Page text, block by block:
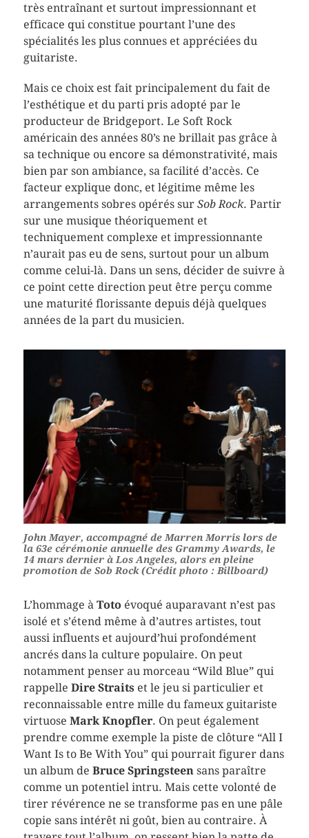
très entraînant et surtout impressionnant et
efficace qui constitue pourtant l’une des
spécialités les plus connues et appréciées du
guitariste.
Mais ce choix est fait principalement du fait de
l’esthétique et du parti pris adopté par le
producteur de Bridgeport. Le Soft Rock
américain des années 80’s ne brillait pas grâce à
sa technique ou encore sa démonstrativité, mais
bien par son ambiance, sa facilité d’accès. Ce
facteur explique donc, et légitime même les
arrangements sobres opérés sur Sob Rock. Partir
sur une musique théoriquement et
techniquement complexe et impressionnante
n’aurait pas eu de sens, surtout pour un album
comme celui-là. Dans un sens, décider de suivre à
ce point cette direction peut être perçu comme
une maturité florissante depuis déjà quelques
années de la part du musicien.
John Mayer, accompagné de Marren Morris lors de
la 63e cérémonie annuelle des Grammy Awards, le
14 mars dernier à Los Angeles, alors en pleine
promotion de Sob Rock (Crédit photo : Billboard)
L’hommage à Toto évoqué auparavant n’est pas
isolé et s’étend même à d’autres artistes, tout
aussi influents et aujourd’hui profondément
ancrés dans la culture populaire. On peut
notamment penser au morceau “Wild Blue” qui
rappelle Dire Straitset le jeu si particulier et
reconnaissable entre mille du fameux guitariste
virtuose Mark Knopfler. On peut également
prendre comme exemple la piste de clôture “All I
Want Is to Be With You” qui pourrait figurer dans
un album de Bruce Springsteen sans paraître
comme un potentiel intru. Mais cette volonté de
tirer révérence ne se transforme pas en une pâle
copie sans intérêt ni goût, bien au contraire. À